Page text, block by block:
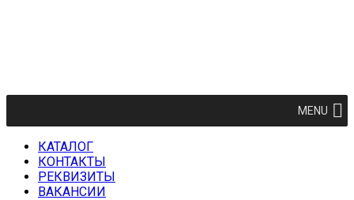
MENU
КАТАЛОГ
КОНТАКТЫ
РЕКВИЗИТЫ
ВАКАНСИИ